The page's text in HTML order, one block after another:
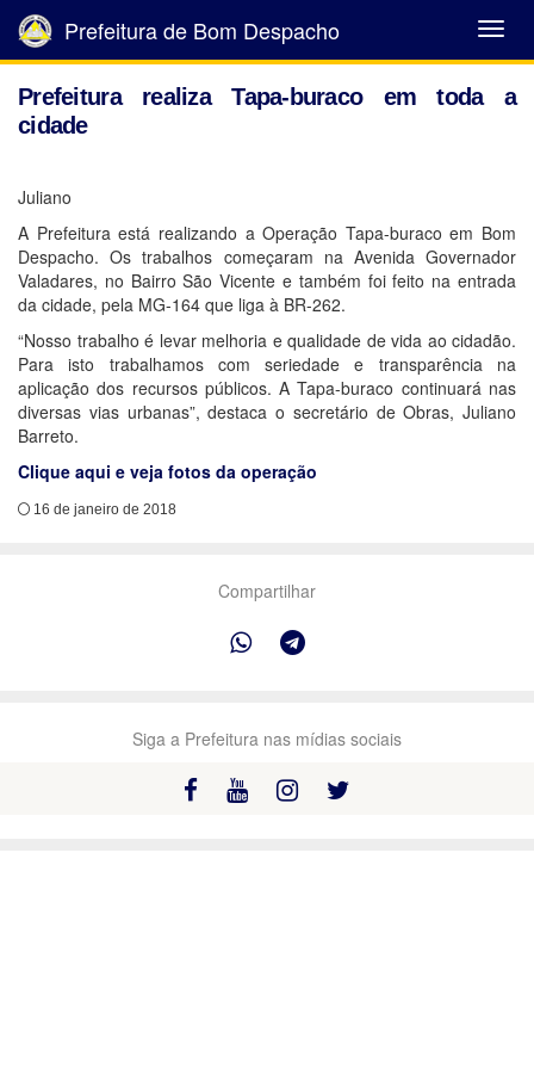
Abrir
Menu
Prefeitura de Bom Despacho
Prefeitura realiza Tapa-buraco em toda a
cidade
Juliano
A Prefeitura está realizando a Operação Tapa-buraco em Bom
Despacho. Os trabalhos começaram na Avenida Governador
Valadares, no Bairro São Vicente e também foi feito na entrada
da cidade, pela MG-164 que liga à BR-262.
“Nosso trabalho é levar melhoria e qualidade de vida ao cidadão.
Para isto trabalhamos com seriedade e transparência na
aplicação dos recursos públicos. A Tapa-buraco continuará nas
diversas vias urbanas”, destaca o secretário de Obras, Juliano
Barreto.
Clique aqui e veja fotos da operação
16 de janeiro de 2018
Compartilhar
Siga a Prefeitura nas mídias sociais